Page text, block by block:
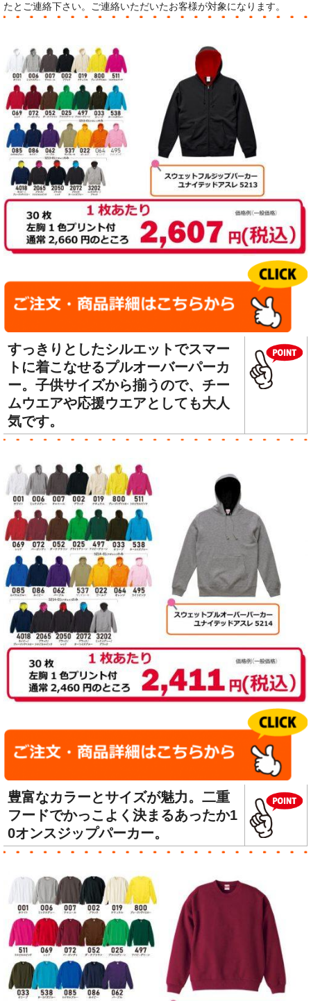
たとご連絡下さい。ご連絡いただいたお客様が対象になります。
すっきりとしたシルエットでスマー
トに着こなせるプルオーバーパーカ
ー。子供サイズから揃うので、チー
ムウエアや応援ウエアとしても大人
気です。
豊富なカラーとサイズが魅力。二重
フードでかっこよく決まるあったか1
0オンスジップパーカー。